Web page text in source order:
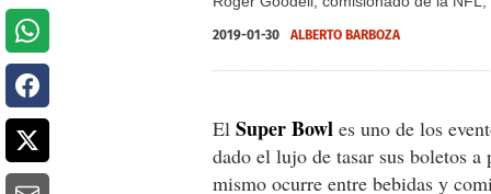
2019-01-30 ALBERTO BARBOZA
El SuperBowl es uno de los
dado el lujo de tasar sus boletos
mismo ocurre entre bebidas y